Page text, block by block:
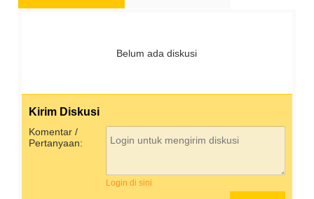
Belum ada diskusi
Kirim Diskusi
Komentar /
Pertanyaan:
Login di sini